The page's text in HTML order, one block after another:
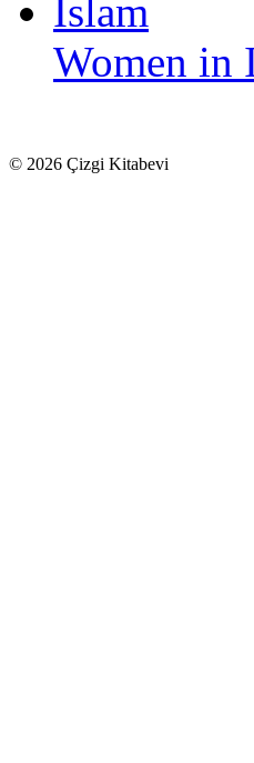
Women in
© 2026 Çizgi Kitabevi